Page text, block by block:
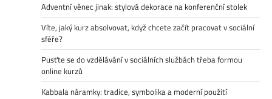
Adventní věnec jinak: stylová dekorace na konferenční stolek
Víte, jaký kurz absolvovat, když chcete začít pracovat v sociální
sféře?
Pusťte se do vzdělávání v sociálních službách třeba formou
online kurzů
Kabbala náramky: tradice, symbolika a moderní použití